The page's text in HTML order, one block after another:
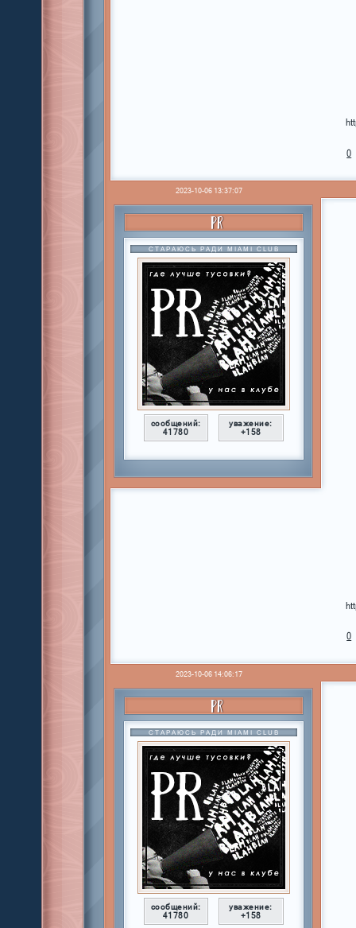
0
2023-10-06 13:37:07
PR
СТАРАЮСЬ РАДИ MIAMI CLUB
сообщений:
41780
уважение:
+158
0
2023-10-06 14:06:17
PR
СТАРАЮСЬ РАДИ MIAMI CLUB
сообщений:
41780
уважение:
+158